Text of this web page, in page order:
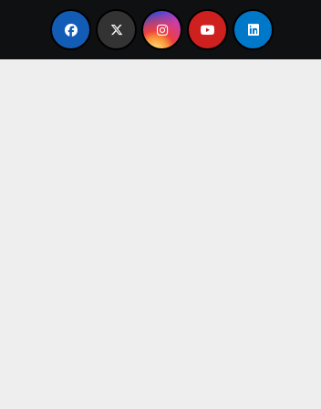
El primer tour de la India Chiquitina